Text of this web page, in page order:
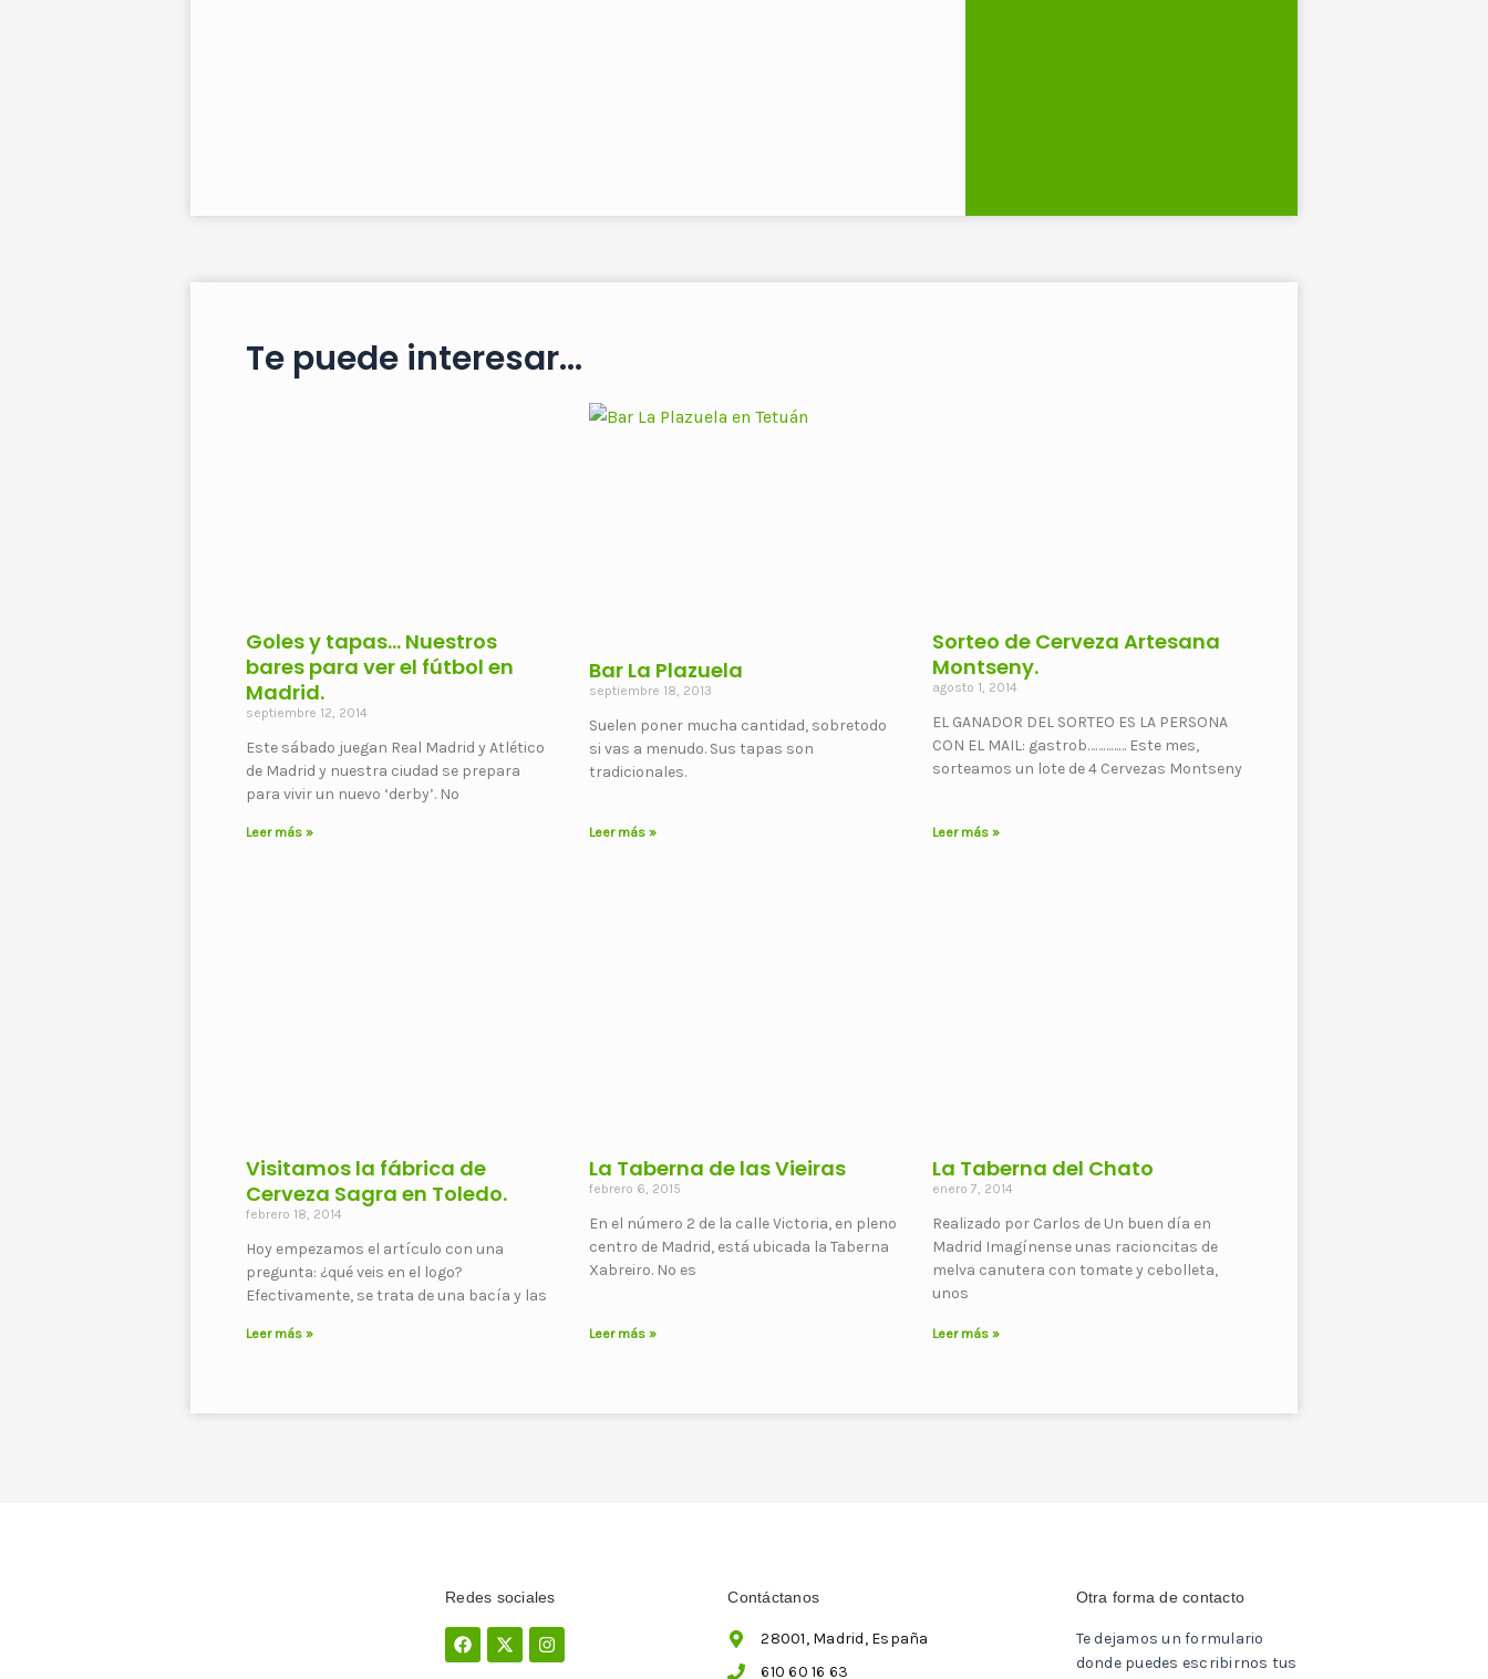
Te puede interesar...
Goles y tapas… Nuestros
bares para ver el fútbol en
Madrid.
septiembre 12, 2014
Este sábado juegan Real Madrid y Atlético
de Madrid y nuestra ciudad se prepara
para vivir un nuevo ‘derby’. No
Leer más »
Bar La Plazuela
septiembre 18, 2013
Suelen poner mucha cantidad, sobretodo
si vas a menudo. Sus tapas son
tradicionales.
Leer más »
Sorteo de Cerveza Artesana
Montseny.
agosto 1, 2014
EL GANADOR DEL SORTEO ES LA PERSONA
CON EL MAIL: gastrob…………… Este mes,
sorteamos un lote de 4 Cervezas Montseny
Leer más »
Visitamos la fábrica de
Cerveza Sagra en Toledo.
febrero 18, 2014
Hoy empezamos el artículo con una
pregunta: ¿qué veis en el logo?
Efectivamente, se trata de una bacía y las
Leer más »
La Taberna de las Vieiras
febrero 6, 2015
En el número 2 de la calle Victoria, en pleno
centro de Madrid, está ubicada la Taberna
Xabreiro. No es
Leer más »
La Taberna del Chato
enero 7, 2014
Realizado por Carlos de Un buen día en
Madrid Imagínense unas racioncitas de
melva canutera con tomate y cebolleta,
unos
Leer más »
Redes sociales
Facebook
X-
twitter
Instagram
Contáctanos
28001, Madrid, España
610 60 16 63
Otra forma de contacto
Te dejamos un formulario
donde puedes escribirnos tus